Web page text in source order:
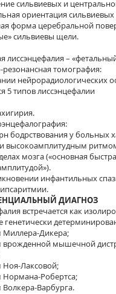
сильвиевых и
ориентация
форма церебральной
сильвиевы щели.
лиссэнцефалия –
томография:
нейрорадиологических
5 типов лиссэнцефалии
бодрствования у больных
высокоамплитудным
мозга («основная
инфантильных
ДИАГНОЗ
встречается как
генетически
Миллера-Дикера;
врожденной мышечной
Лаксовой;
Робертса;
Варбурга.